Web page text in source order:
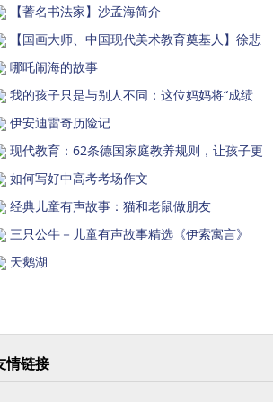
【蓍名书法家】沙孟海简介
【国画大师、中国现代美术教育奠基人】徐悲
哪吒闹海的故事
我的孩子只是与别人不同：这位妈妈将“成绩
伊安迪雷奇历险记
现代教育：62条德国家庭教养规则，让孩子更
如何写好中高考考场作文
经典儿童有声故事：猫和老鼠做朋友
三只公牛－儿童有声故事精选《伊索寓言》
天鹅湖
情链接